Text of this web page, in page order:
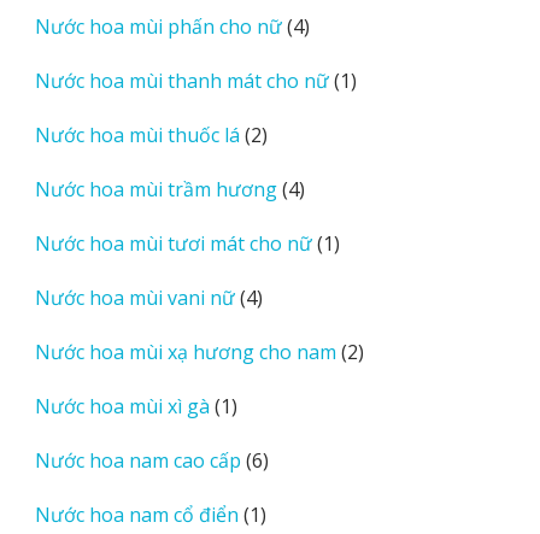
Nước hoa mùi phấn cho nữ 44
phẩm
Nước hoa mùi thanh mát cho nữ 11
Nước hoa mùi thuốc lá 22
phẩm
Nước hoa mùi trầm hương 44
phẩm
Nước hoa mùi tươi mát cho nữ 11
Nước hoa mùi vani nữ 44
phẩm
Nước hoa mùi xạ hương cho nam 22
Nước hoa mùi xì gà 11
phẩm
Nước hoa nam cao cấp 66
phẩm
Nước hoa nam cổ điển 11